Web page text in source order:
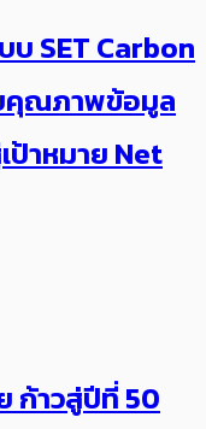
SET Carbon
คุณภาพข้อมูล
ป้าหมาย Net
ก้าวสู่ปีที่ 50